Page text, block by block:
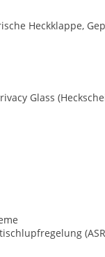
Heckklappe,
Glass